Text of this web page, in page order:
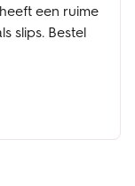
een ruime
slips. Bestel